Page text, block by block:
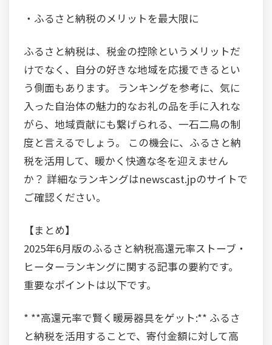
・ふるさと納税のメリットを最大限に
ふるさと納税は、税金の控除というメリットだ
けでなく、自分の好きな地域を応援できるとい
う側面もあります。 ランキングを参考に、気に
入った自治体の魅力的なお礼の品を手に入れな
がら、地域貢献にも繋げられる、一石二鳥の制
度と言えるでしょう。 この機会に、ふるさと納
税を活用して、暖かく快適な冬を迎えません
か？ 詳細なランキングはnewscast.jpのサイトで
ご確認ください。
【まとめ】
2025年6月版のふるさと納税高還元率ストーブ・
ヒーターランキングに関する記事の要約です。
重要なポイントは以下です。
* **高還元率で賢く暖房器具をゲット:** ふるさ
と納税を活用することで、寄付金額に対して高